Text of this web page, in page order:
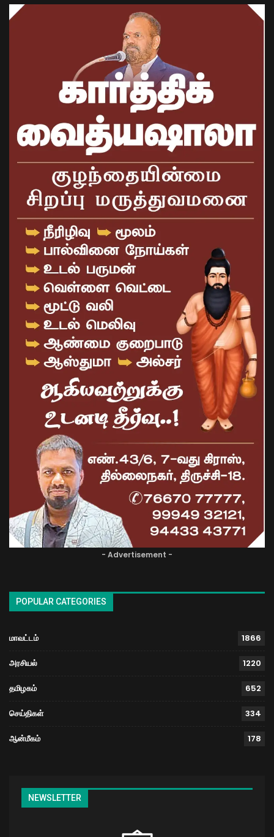
- Advertisement -
POPULAR CATEGORIES
மாவட்டம் 1866
அரசியல் 1220
தமிழகம் 652
செய்திகள் 334
ஆன்மீகம் 178
NEWSLETTER